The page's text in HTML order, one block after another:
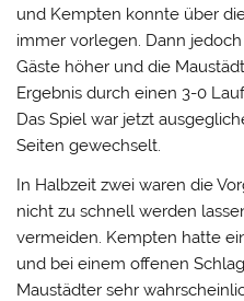
und Kempten konnte über die
immer vorlegen. Dann
Gäste höher und die
Ergebnis durch einen 3-0
Das Spiel war jetzt
Seiten gewechselt.
In Halbzeit zwei waren die
nicht zu schnell werden
vermeiden. Kempten hatte
und bei einem offenen
Maustädter sehr